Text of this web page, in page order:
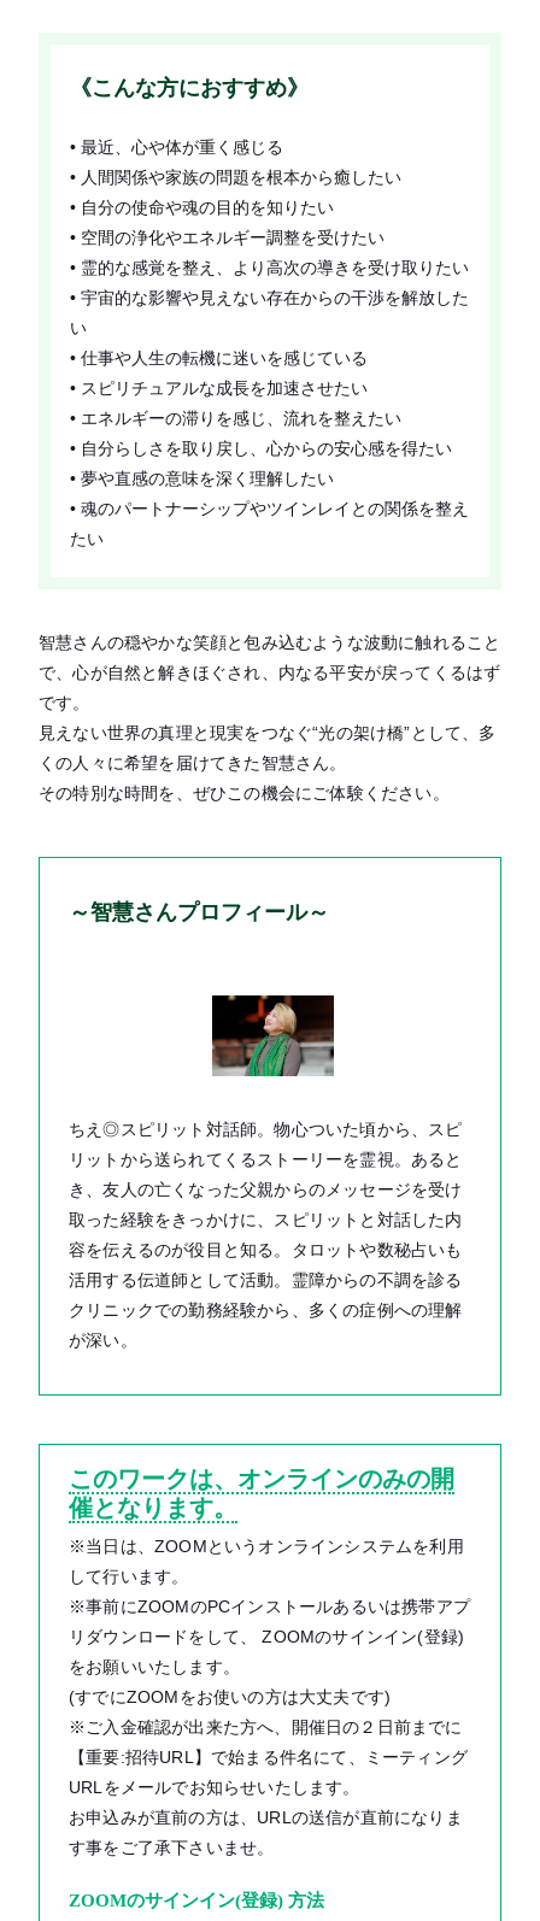
《こんな方におすすめ》
• 最近、心や体が重く感じる
• 人間関係や家族の問題を根本から癒したい
• 自分の使命や魂の目的を知りたい
• 空間の浄化やエネルギー調整を受けたい
• 霊的な感覚を整え、より高次の導きを受け取りたい
• 宇宙的な影響や見えない存在からの干渉を解放した
い
• 仕事や人生の転機に迷いを感じている
• スピリチュアルな成長を加速させたい
• エネルギーの滞りを感じ、流れを整えたい
• 自分らしさを取り戻し、心からの安心感を得たい
• 夢や直感の意味を深く理解したい
• 魂のパートナーシップやツインレイとの関係を整え
たい
智慧さんの穏やかな笑顔と包み込むような波動に触れること
で、心が自然と解きほぐされ、内なる平安が戻ってくるはず
です。
見えない世界の真理と現実をつなぐ“光の架け橋”として、多
くの人々に希望を届けてきた智慧さん。
その特別な時間を、ぜひこの機会にご体験ください。
～智慧さんプロフィール～
ちえ◎スピリット対話師。物心ついた頃から、スピ
リットから送られてくるストーリーを霊視。あると
き、友人の亡くなった父親からのメッセージを受け
取った経験をきっかけに、スピリットと対話した内
容を伝えるのが役目と知る。タロットや数秘占いも
活用する伝道師として活動。霊障からの不調を診る
クリニックでの勤務経験から、多くの症例への理解
が深い。
このワークは、オンラインのみの開
催となります。
※当日は、ZOOMというオンラインシステムを利用
して行います。
※事前にZOOMのPCインストールあるいは携帯アプ
リダウンロードをして、 ZOOMのサインイン(登録)
をお願いいたします。
(すでにZOOMをお使いの方は大丈夫です)
※ご入金確認が出来た方へ、開催日の２日前までに
【重要:招待URL】で始まる件名にて、ミーティング
URLをメールでお知らせいたします。
お申込みが直前の方は、URLの送信が直前になりま
す事をご了承下さいませ。
ZOOMのサインイン(登録) 方法